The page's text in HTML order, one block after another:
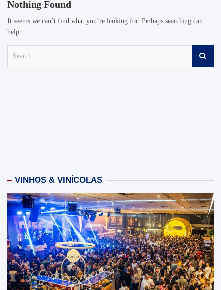
Nothing Found
It seems we can’t find what you’re looking for. Perhaps searching can
help.
VINHOS & VINÍCOLAS